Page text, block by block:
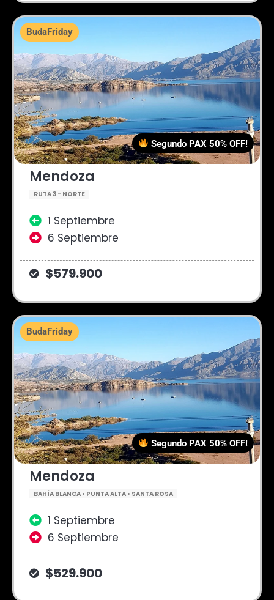
Mendoza
RUTA 3 - NORTE
1 Septiembre
6 Septiembre
$579.900
BudaFriday
Segundo PAX 50% OFF!
Mendoza
BAHÍA BLANCA • PUNTA ALTA • SANTA ROSA
1 Septiembre
6 Septiembre
$529.900
BudaFriday
Segundo PAX 50% OFF!